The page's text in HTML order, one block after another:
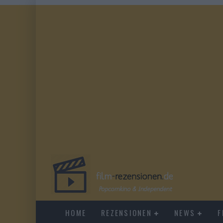
HOME REZENSIONEN NEWS